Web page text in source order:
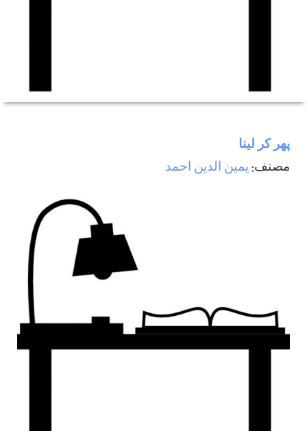
پھر كر لينا
مصنف:يمين الدين احمد